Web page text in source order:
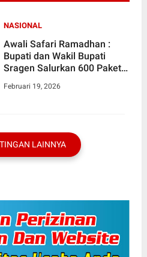
NASIONAL
Awali Safari Ramadhan :
Bupati dan Wakil Bupati
Sragen Salurkan 600 Paket
Miskin
Februari 19, 2026
LAINNYA